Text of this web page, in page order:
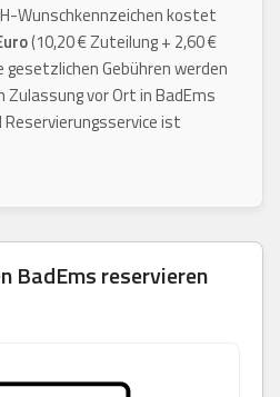
Wunschkennzeichen kostet
(10,20 € Zuteilung + 2,60 €
gesetzlichen Gebühren werden
vor Ort in BadEms
ist
BadEmsreservieren